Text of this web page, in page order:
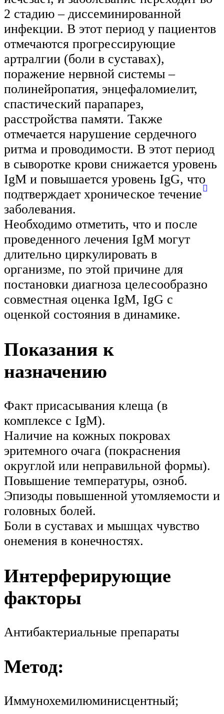
2 стадию – диссеминированной
инфекции. В этот период у пациентов
отмечаются прогрессирующие
артралгии (боли в суставах),
поражение нервной системы –
полинейропатия, энцефаломиелит,
спастический парапарез,
расстройства памяти. Также
отмечается нарушение сердечного
ритма и проводимости. В этот период
в сыворотке крови снижается уровень
IgM и повышается уровень IgG, что
подтверждает хроническое течение
заболевания.
Необходимо отметить, что и после
проведенного лечения IgM могут
длительно циркулировать в
организме, по этой причине для
постановки диагноза целесообразно
совместная оценка IgM, IgG с
оценкой состояния в динамике.
Показания к
назначению
Факт присасывания клеща (в
комплексе с IgM).
Наличие на кожных покровах
эритемного очага (покраснения
округлой или неправильной формы).
Повышение температуры, озноб.
Эпизоды повышенной утомляемости и
головных болей.
Боли в суставах и мышцах чувство
онемения в конечностях.
Интерферирующие
факторы
Антибактериальные препараты
Метод:
Иммунохемилюминисцентный;